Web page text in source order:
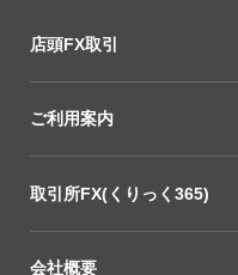
店頭FX取引
ご利用案内
取引所FX(くりっく365)
会社概要